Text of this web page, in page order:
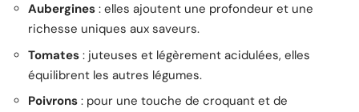
Aubergines : elles ajoutent une profondeur et une
richesse uniques aux saveurs.
Tomates : juteuses et légèrement acidulées, elles
équilibrent les autres légumes.
Poivrons : pour une touche de croquant et de